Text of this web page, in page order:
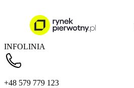
INFOLINIA
+48 579 779 123